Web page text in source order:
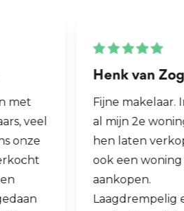
met
veel
onze
Henk van
Fijne makelaar.
al mijn 2e
hen laten
ook een woning
aankopen.
Laagdrempelig